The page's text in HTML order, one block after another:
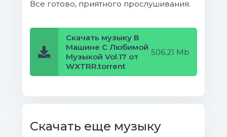
(6.58 Mb)
14. Artik & Asti Таких не
бывает.mp3 (6.91 Mb)
(8.7 Mb)
Улановская - Цыганская душа.mp3 (8.14
Все готово, приятного прослушивания.
Скачать музыку В
Машине С Любимой
Музыкой Vol.17 от
WXTRR.torrent
506.21 Mb
Скачать еще музыку